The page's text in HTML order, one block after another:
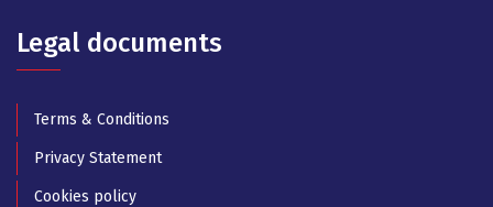
Legal documents
Terms & Conditions
Privacy Statement
Cookies policy